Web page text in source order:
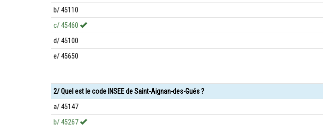
b/ 45110
c/ 45460
d/ 45100
e/ 45650
2/ Quel est le code INSEE de Saint-Aignan-des-Gués ?
a/ 45147
b/ 45267